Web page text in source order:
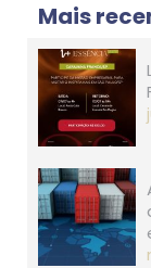
Mais